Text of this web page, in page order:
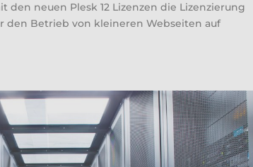
neuen Plesk 12 Lizenzen die Lizenzierung
den Betrieb von kleineren Webseiten auf